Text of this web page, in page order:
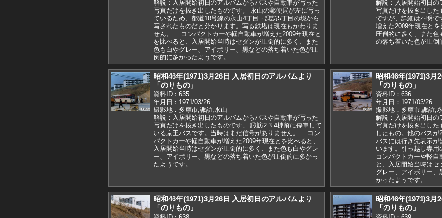
解説：入居開始初日のアルバムからバスや自動車が写った
写真だけを抜き出したものです。 永山の郵便局が左に写っ
ているため、都道18号線の永山4丁目・諏訪5丁目の境から
写されたものだと分かります。写る鉄塔は現在もかわりま
せん。 コンパクトカーや軽自動車が増えた2009年現在と
を比べると、入居開始当時はセダンが圧倒的に多く、また
色も白やグレー、アイボリー、黒などの落ち着いた色が圧
倒的に多かったようです。
解説：入居開始初日の
写真だけを抜き出し
ですが、詳細は不明
増えた2009年現在と
圧倒的に多く、また色
の落ち着いた色が圧倒
昭和46年(1971)3月26日 入居初日のアルバムより
「のりもの」
資料ID：635
年月日：1971/03/26
撮影地：多摩市,諏訪,永山
解説：入居開始初日のアルバムからバスや自動車が写った
写真だけを抜き出したものです。 諏訪2-3-4棟前に停車して
いる京王バスです。当時はまだ信号がありません。 コン
パクトカーや軽自動車が増えた2009年現在とを比べると、
入居開始当時はセダンが圧倒的に多く、また色も白やグレ
ー、アイボリー、黒などの落ち着いた色が圧倒的に多かっ
たようです。
昭和46年(1971)3月
「のりもの」
資料ID：636
年月日：1971/03/26
撮影地：多摩市,諏訪,
解説：入居開始初日の
写真だけを抜き出し
したもの。他のバス
バスには行き先表示が
います。引っ越し専
コンパクトカーや軽自
と、入居開始当時は
グレー、アイボリー、
かったようです。
昭和46年(1971)3月26日 入居初日のアルバムより
「のりもの」
昭和46年(1971)3月
「のりもの」